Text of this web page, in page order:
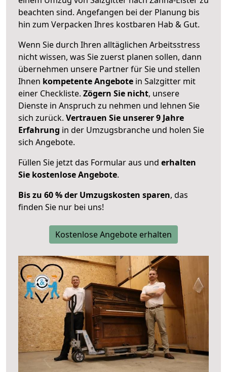
beachten sind. Angefangen bei der Planung bis
hin zum Verpacken Ihres kostbaren Hab & Gut.
Wenn Sie durch Ihren alltäglichen Arbeitsstress
nicht wissen, was Sie zuerst planen sollen, dann
übernehmen unsere Partner für Sie und stellen
Ihnen kompetente Angebote in Salzgitter mit
einer Checkliste. Zögern Sie nicht, unsere
Dienste in Anspruch zu nehmen und lehnen Sie
sich zurück. Vertrauen Sie unserer 9 Jahre
Erfahrung in der Umzugsbranche und holen Sie
sich Angebote.
Füllen Sie jetzt das Formular aus und erhalten
Sie kostenlose Angebote.
Bis zu 60 % der Umzugskosten sparen, das
finden Sie nur bei uns!
Kostenlose Angebote erhalten